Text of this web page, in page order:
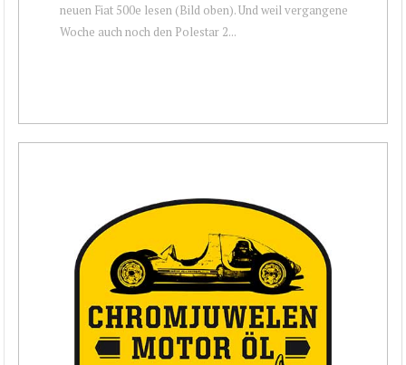
neuen Fiat 500e lesen (Bild oben). Und weil vergangene
Woche auch noch den Polestar 2...